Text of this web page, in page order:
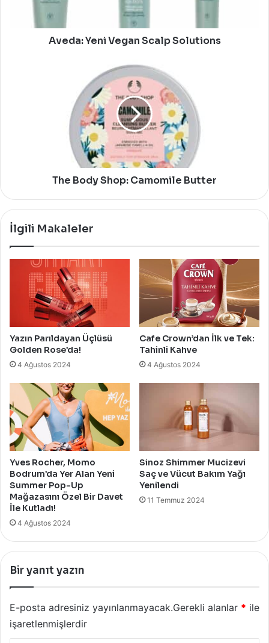
Aveda: Yeni Vegan Scalp Solutions
The Body Shop: Camomile Butter
İlgili Makaleler
Yazın Parıldayan Üçlüsü
Golden Rose’da!
4 Ağustos 2024
Cafe Crown’dan İlk ve Tek:
Tahinli Kahve
4 Ağustos 2024
Yves Rocher, Momo
Bodrum’da Yer Alan Yeni
Summer Pop-Up
Mağazasını Özel Bir Davet
İle Kutladı!
4 Ağustos 2024
Sinoz Shimmer Mucizevi
Saç ve Vücut Bakım Yağı
Yenilendi
11 Temmuz 2024
Bir yanıt yazın
E-posta adresiniz yayınlanmayacak.Gerekli alanlar * ile
işaretlenmişlerdir